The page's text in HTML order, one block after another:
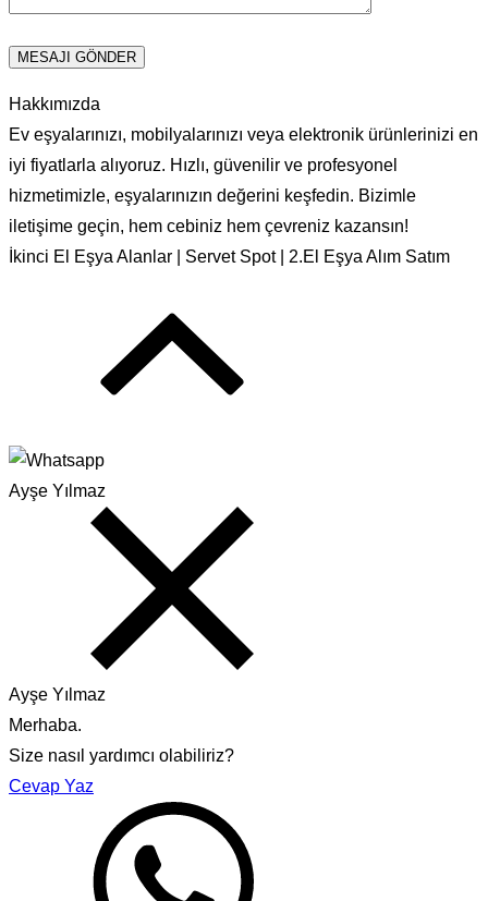
Hakkımızda
Ev eşyalarınızı, mobilyalarınızı veya elektronik ürünlerinizi en
iyi fiyatlarla alıyoruz. Hızlı, güvenilir ve profesyonel
hizmetimizle, eşyalarınızın değerini keşfedin. Bizimle
iletişime geçin, hem cebiniz hem çevreniz kazansın!
İkinci El Eşya Alanlar | Servet Spot | 2.El Eşya Alım Satım
Ayşe Yılmaz
Ayşe Yılmaz
Merhaba.
Size nasıl yardımcı olabiliriz?
Cevap Yaz